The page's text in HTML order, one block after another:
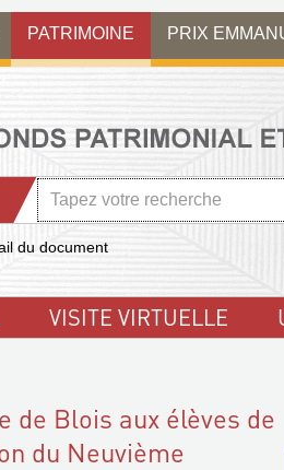
PATRIMOINE PRIX
du document
VISITE VIRTUELLE
de Blois aux élèves de
du Neuvième